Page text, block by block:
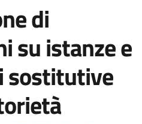
di
su istanze e
sostitutive